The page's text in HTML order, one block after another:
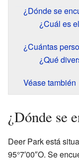
¿Dónde se
¿Cuál es
¿Cuántas
¿Qué
Véase también
¿Dónde se
Deer Park está
95°7′00″O. Se